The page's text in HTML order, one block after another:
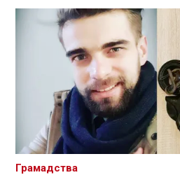
Грамадства